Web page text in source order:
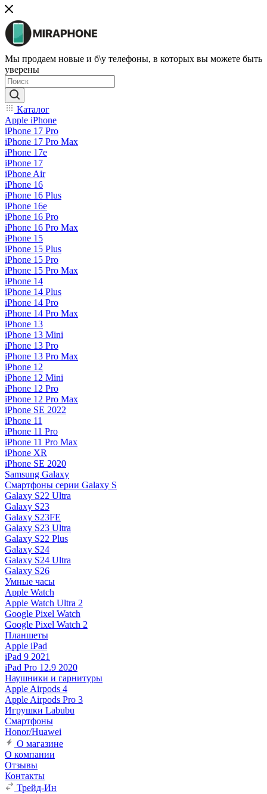
Мы продаем новые и б\у телефоны, в которых вы можете быть
уверены
Каталог
Apple iPhone
iPhone 17 Pro
iPhone 17 Pro Max
iPhone 17e
iPhone 17
iPhone Air
iPhone 16
iPhone 16 Plus
iPhone 16e
iPhone 16 Pro
iPhone 16 Pro Max
iPhone 15
iPhone 15 Plus
iPhone 15 Pro
iPhone 15 Pro Max
iPhone 14
iPhone 14 Plus
iPhone 14 Pro
iPhone 14 Pro Max
iPhone 13
iPhone 13 Mini
iPhone 13 Pro
iPhone 13 Pro Max
iPhone 12
iPhone 12 Mini
iPhone 12 Pro
iPhone 12 Pro Max
iPhone SE 2022
iPhone 11
iPhone 11 Pro
iPhone 11 Pro Max
iPhone XR
iPhone SE 2020
Samsung Galaxy
Смартфоны серии Galaxy S
Galaxy S22 Ultra
Galaxy S23
Galaxy S23FE
Galaxy S23 Ultra
Galaxy S22 Plus
Galaxy S24
Galaxy S24 Ultra
Galaxy S26
Умные часы
Apple Watch
Apple Watch Ultra 2
Google Pixel Watch
Google Pixel Watch 2
Планшеты
Apple iPad
iPad 9 2021
iPad Pro 12.9 2020
Наушники и гарнитуры
Apple Airpods 4
Apple Airpods Pro 3
Игрушки Labubu
Смартфоны
Honor/Huawei
О магазине
О компании
Отзывы
Контакты
Трейд-Ин